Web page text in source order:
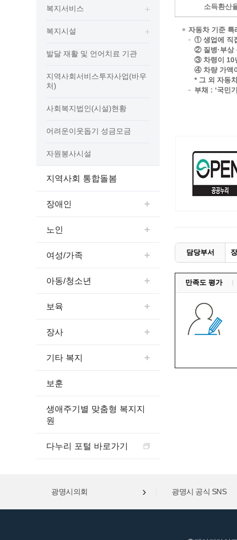
행정정보공개청구
업무추진비(부서장)
업무추진비(시장·부시장·실국장)
인센티브 적립·사용
행정재산 관리위탁 현황 공개
인사운영통계
겸직허가 현황
주민자치센터
고향사랑기부제
세움터(건축 행정 시스템)
광명의 역사
시민이용시
민원편람
절차
자주하는 질문
센터소개
상담안내
정보통신설
정보통신
역사관
복지서비스
복지시설
발달 재활 및 언어치료 기관
지역사회서비스투자사업(바우
처)
사회복지법인(시설)현황
어려운이웃돕기 성금모금
자원봉사시설
지역사회 통합돌봄
장애인
노인
여성/가족
아동/청소년
보육
장사
기타 복지
보훈
생애주기별 맞춤형 복지지
원
다누리 포털 바로가기
소득환산
자동차 기준
① 생업에 직
② 질병·부상
③ 차령이 10
④ 차량 가액
* 그 외 자동
부채 : ʻ국민
담당부서
만족도 평가
광명시의회 광명시 공식 SNS